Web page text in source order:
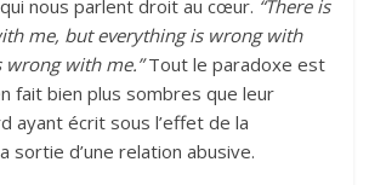
nous parlent droit au cœur. “There is
me, but everything is wrong with
wrong with me.”Tout le paradoxe est
fait bien plus sombres que leur
ayant écrit sous l’effet de la
sortie d’une relation abusive.